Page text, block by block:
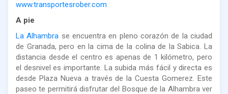
www.transportesrober.com
A pie
La Alhambra se encuentra en pleno corazón de la ciudad
de Granada, pero en la cima de la colina de la Sabica. La
distancia desde el centro es apenas de 1 kilómetro, pero
el desnivel es importante. La subida más fácil y directa es
desde Plaza Nueva a través de la Cuesta Gomerez. Este
paseo te permitirá disfrutar del Bosque de la Alhambra ver